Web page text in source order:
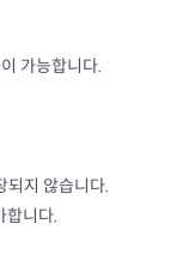
가능합니다.
되지 않습니다.
합니다.